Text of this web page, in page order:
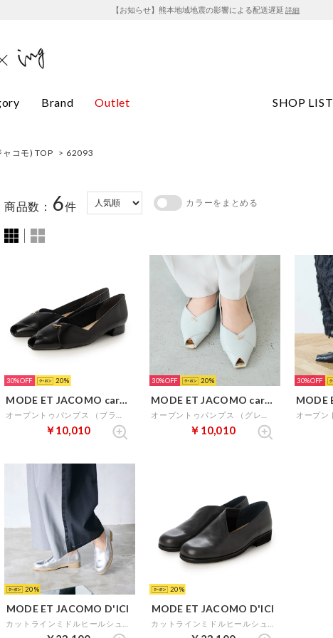
【お知らせ】熊本地域地震の影響による配送遅延 詳細
Brand Outlet SHOP LIST
コモ) TOP > 62093
商品数： 6件 カラーをまとめる
30% 20
MODE ET JACOMO carino
￥10,010
30% 20
MODE ET JACOMO carino
￥10,010
30%
20
MODE ET JACOMO D'ICI
20
MODE ET JACOMO D'ICI